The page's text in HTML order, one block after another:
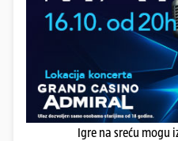
Igre na sreću mogu